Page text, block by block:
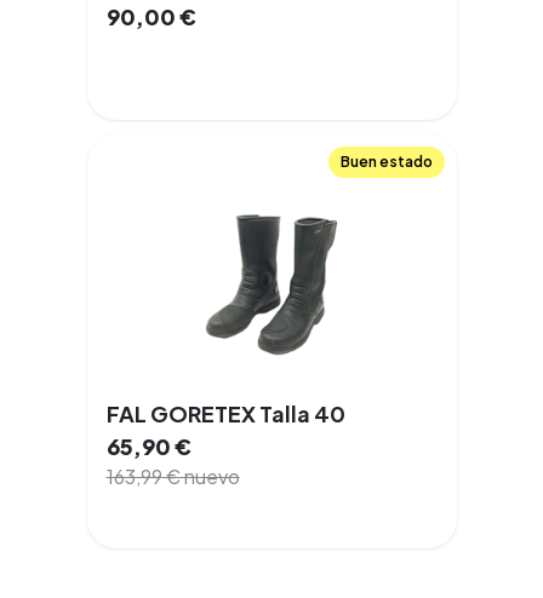
90,00€
Buen estado
FAL GORETEX Talla 40
65,90€
163,99€nuevo